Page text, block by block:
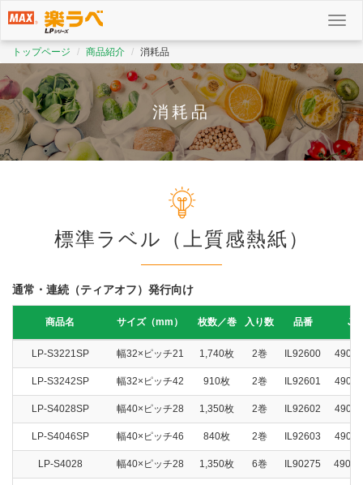
メ
ュ
トップページ 商品紹介 消耗品
消耗品
標準ラベル（上質感熱紙）
通常・連続（ティアオフ）発行向け
商品名 サイズ（mm） 枚数／巻 入り数 品番
LP-S3221SP 幅32×ピッチ21 1,740枚 2巻 IL92600
LP-S3242SP 幅32×ピッチ42 910枚 2巻 IL92601
LP-S4028SP 幅40×ピッチ28 1,350枚 2巻 IL92602
LP-S4046SP 幅40×ピッチ46 840枚 2巻 IL92603
LP-S4028 幅40×ピッチ28 1,350枚 6巻 IL90275